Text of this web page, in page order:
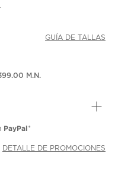
GUÍA DE TALLAS
M.N.
PayPal*
DETALLE DE PROMOCIONES